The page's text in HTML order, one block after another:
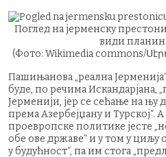
Поглед на јерменску
види
(Фото: Wikimedia commons/
Пашињанова „реална
буде, по речима Искандарјана,
Јерменији, јер се сећање на њу
према Азербејџану и
проевропске политике јесте
обе ове државе“ и у том у циљу
у будућност“, па им стога